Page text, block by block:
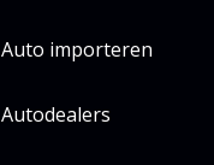
Auto importeren
Autodealers